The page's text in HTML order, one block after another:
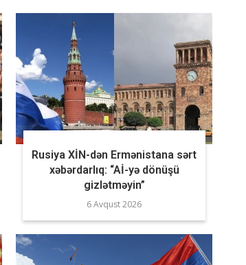
Rusiya XİN-dən Ermənistana sərt
xəbərdarlıq: “Aİ-yə dönüşü
gizlətməyin”
6 Avqust 2026